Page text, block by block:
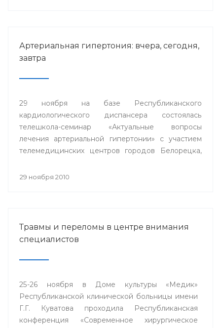
Артериальная гипертония: вчера, сегодня,
завтра
29 ноября на базе Республиканского
кардиологического диспансера состоялась
телешкола-семинар «Актуальные вопросы
лечения артериальной гипертонии» с участием
телемедицинских центров городов Белорецка,
республики.
29 ноября 2010
Травмы и переломы в центре внимания
специалистов
25-26 ноября в Доме культуры «Медик»
Республиканской клинической больницы имени
Г.Г. Куватова проходила Республиканская
конференция «Современное хирургическое